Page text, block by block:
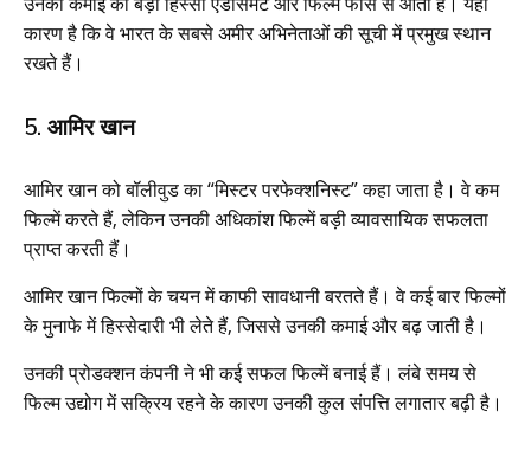
कारण है कि वे भारत के सबसे अमीर अभिनेताओं की सूची में प्रमुख स्थान
रखते हैं।
5. आमिर खान
आमिर खान को बॉलीवुड का “मिस्टर परफेक्शनिस्ट” कहा जाता है। वे कम
फिल्में करते हैं, लेकिन उनकी अधिकांश फिल्में बड़ी व्यावसायिक सफलता
प्राप्त करती हैं।
आमिर खान फिल्मों के चयन में काफी सावधानी बरतते हैं। वे कई बार फिल्मों
के मुनाफे में हिस्सेदारी भी लेते हैं, जिससे उनकी कमाई और बढ़ जाती है।
उनकी प्रोडक्शन कंपनी ने भी कई सफल फिल्में बनाई हैं। लंबे समय से
फिल्म उद्योग में सक्रिय रहने के कारण उनकी कुल संपत्ति लगातार बढ़ी है।